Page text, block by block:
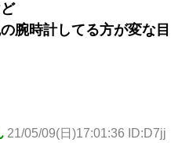
腕時計してる方が変な目
21/05/09(日)17:01:36 ID:D7jj